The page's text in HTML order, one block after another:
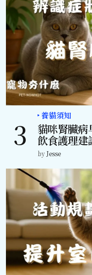
養貓須知
貓咪腎臟病
飲食護理建
byJesse